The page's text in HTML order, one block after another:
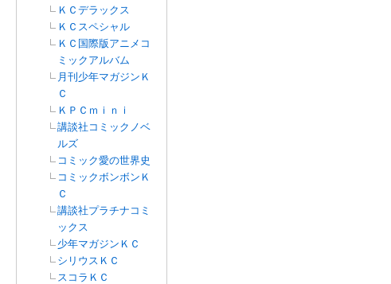
ＫＣデラックス
ＫＣスペシャル
ＫＣ国際版アニメコ
ミックアルバム
月刊少年マガジンＫ
Ｃ
ＫＰＣｍｉｎｉ
講談社コミックノベ
ルズ
コミック愛の世界史
コミックボンボンＫ
Ｃ
講談社プラチナコミ
ックス
少年マガジンＫＣ
シリウスＫＣ
スコラＫＣ